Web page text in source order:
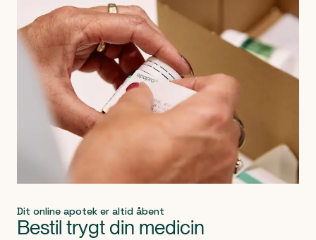
Dit online apotek er altid åbent
Bestil trygt din medicin